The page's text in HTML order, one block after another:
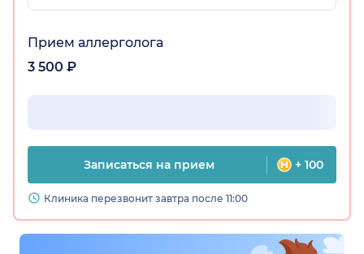
Прием аллерголога
3 500 ₽
Записаться на прием + 100
Клиника перезвонит завтра после 11:00